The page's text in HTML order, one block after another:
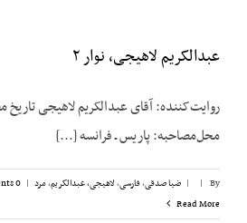
عبدالکریم لاهیجی، نوار ۲
محل‌مصاحبه: پاریس ـ فرانسه [...]
By
|
| ضیا صدقی,فارسی,لاهیجی، عبدالکریم,مرد |
0 Comments
Read More